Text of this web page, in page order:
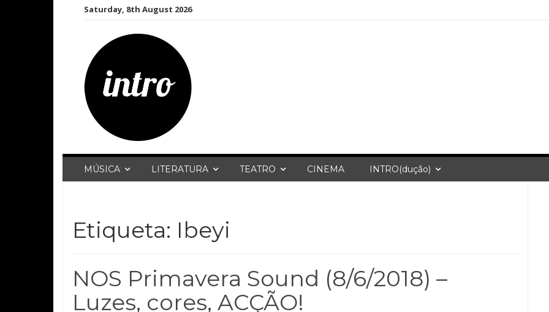
Saturday, 8th August 2026
MÚSICA LITERATURA TEATRO CINEMA INTRO(dução)
Etiqueta: Ibeyi
NOS Primavera Sound (8/6/2018) –
Luzes, cores, ACÇÃO!